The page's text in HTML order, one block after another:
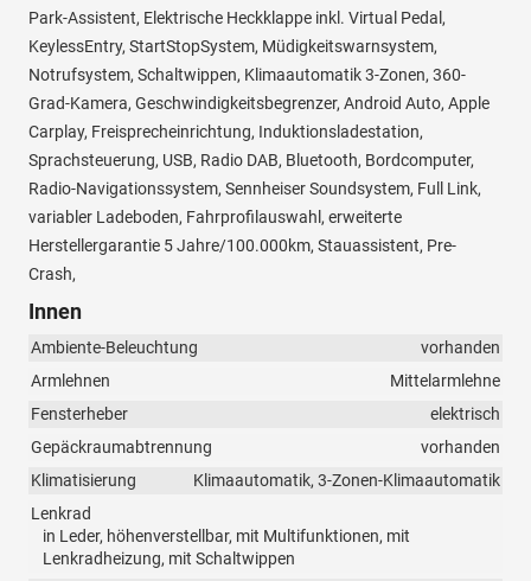
Park-Assistent, Elektrische Heckklappe inkl. Virtual Pedal,
KeylessEntry, StartStopSystem, Müdigkeitswarnsystem,
Notrufsystem, Schaltwippen, Klimaautomatik 3-Zonen, 360-
Grad-Kamera, Geschwindigkeitsbegrenzer, Android Auto, Apple
Carplay, Freisprecheinrichtung, Induktionsladestation,
Sprachsteuerung, USB, Radio DAB, Bluetooth, Bordcomputer,
Radio-Navigationssystem, Sennheiser Soundsystem, Full Link,
variabler Ladeboden, Fahrprofilauswahl, erweiterte
Herstellergarantie 5 Jahre/100.000km, Stauassistent, Pre-
Crash,
Innen
Ambiente-Beleuchtung
vorhanden
Armlehnen
Mittelarmlehne
Fensterheber
elektrisch
Gepäckraumabtrennung
vorhanden
Klimatisierung
Klimaautomatik, 3-Zonen-Klimaautomatik
Lenkrad
in Leder, höhenverstellbar, mit Multifunktionen, mit
Lenkradheizung, mit Schaltwippen